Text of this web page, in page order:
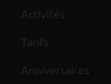
Activités
Tarifs
Anniversaires